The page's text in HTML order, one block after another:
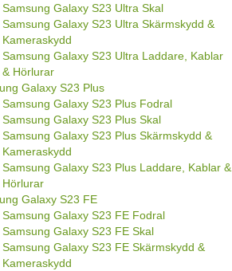
Samsung Galaxy S23 Ultra Skal
Samsung Galaxy S23 Ultra Skärmskydd &
Kameraskydd
Samsung Galaxy S23 Ultra Laddare, Kablar
& Hörlurar
Galaxy S23 Plus
Samsung Galaxy S23 Plus Fodral
Samsung Galaxy S23 Plus Skal
Samsung Galaxy S23 Plus Skärmskydd &
Kameraskydd
Samsung Galaxy S23 Plus Laddare, Kablar &
Hörlurar
Galaxy S23 FE
Samsung Galaxy S23 FE Fodral
Samsung Galaxy S23 FE Skal
Samsung Galaxy S23 FE Skärmskydd &
Kameraskydd